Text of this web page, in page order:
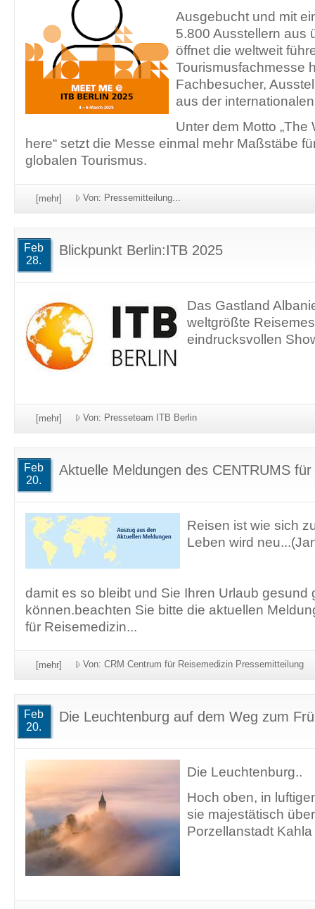
Ausgebucht und mit
5.800 Ausstellern aus
öffnet die weltweit
Tourismusfachmesse
Fachbesucher,
aus der
Unter dem Motto „The
here“ setzt die Messe einmal mehr Maßstäbe
globalen Tourismus.
[mehr] Von: Pressemitteilung...
Feb
28.
Blickpunkt Berlin:ITB 2025
Das Gastland
weltgrößte
eindrucksvollen
[mehr] Von: Presseteam ITB Berlin
Feb
20.
Aktuelle Meldungen des CENTRUMS
Reisen ist wie sich
Leben wird
damit es so bleibt und Sie Ihren Urlaub gesund
können.beachten Sie bitte die aktuellen
für Reisemedizin...
[mehr] Von: CRM Centrum für Reisemedizin Pressemitteilung
Feb
20.
Die Leuchtenburg auf dem Weg zum
Die Leuchtenburg..
Hoch oben, in
sie majestätisch
Porzellanstadt Kahla